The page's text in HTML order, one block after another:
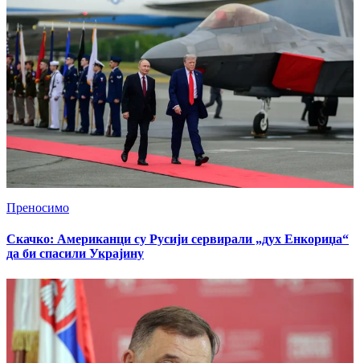
Преносимо
Скачко: Американци су Русији сервирали „дух Енкориџа“
да би спасили Украјину